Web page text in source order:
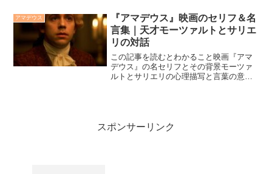
アカデミー賞受賞作で、天才作曲家モー
ツァルトとライバルのサ...
アマデウス
『アマデウス』映画のセリフ＆名
言集｜天才モーツァルトとサリエ
リの対話
この記事を読むとわかること映画『アマ
デウス』の名セリフとその背景モーツァ
ルトとサリエリの心理描写と言葉の意味
スポンサーリンク